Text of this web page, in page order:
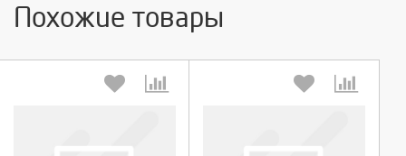
Похожие товары